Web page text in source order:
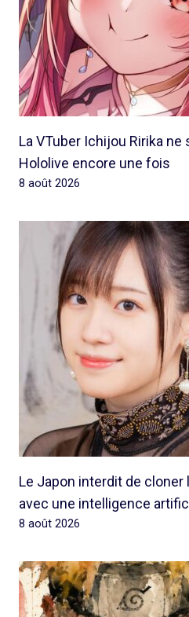
La VTuber Ichijou Ririka ne
Hololive encore une fois
8 août 2026
Le Japon interdit de
avec une intelligence
8 août 2026